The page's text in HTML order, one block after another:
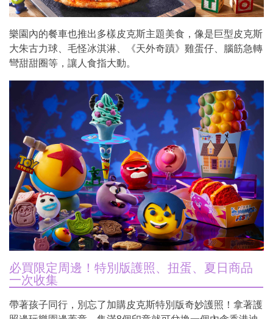
樂園內的餐車也推出多樣皮克斯主題美食，像是巨型皮克斯
大朱古力球、毛怪冰淇淋、《天外奇蹟》雞蛋仔、腦筋急轉
彎甜甜圈等，讓人食指大動。
必買限定周邊！特別版護照、扭蛋、夏日商品
一次收集
帶著孩子同行，別忘了加購皮克斯特別版奇妙護照！拿著護